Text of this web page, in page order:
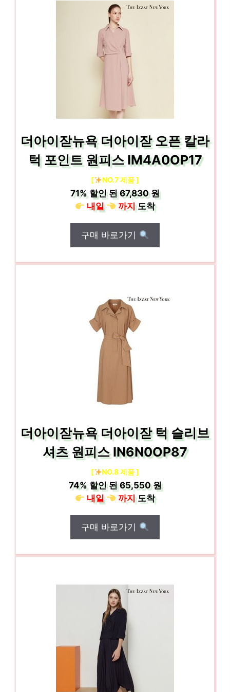
더아이잗뉴욕 더아이잗 오픈 칼라
턱 포인트 원피스 IM4A0OP17
[ NO.7 제품 ]
71%할인 된67,830 원
내일
까지도착
구매 바로가기
더아이잗뉴욕 더아이잗 턱 슬리브
셔츠 원피스 IN6N0OP87
[ NO.8 제품 ]
74%할인 된65,550 원
내일
까지도착
구매 바로가기